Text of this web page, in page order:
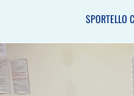
SPORTELLO